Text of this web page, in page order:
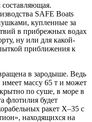
составляющая.
SAFE Boats
купленные за
в прибрежных водах
ну или для какой-
приближения к
в зародыше. Ведь
массу 65 т и может
по суше, в море в
флотилия будет
ракет Х–35 с
находящихся на